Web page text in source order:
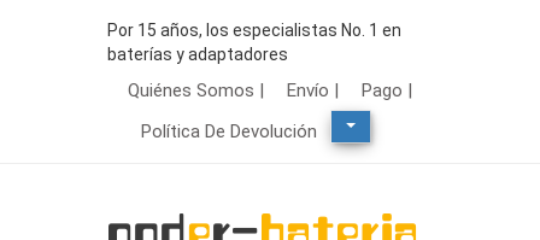
Por 15 años, los especialistas No. 1 en
baterías y adaptadores
Quiénes Somos | Envío |
Pago |
Política De Devolución